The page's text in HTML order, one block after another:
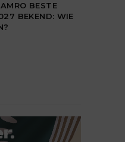
BESTE
BEKEND: WIE